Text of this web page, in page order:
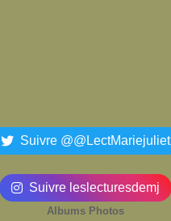
Suivre @@LectMariejuliet
Suivre leslecturesdemj
Albums Photos